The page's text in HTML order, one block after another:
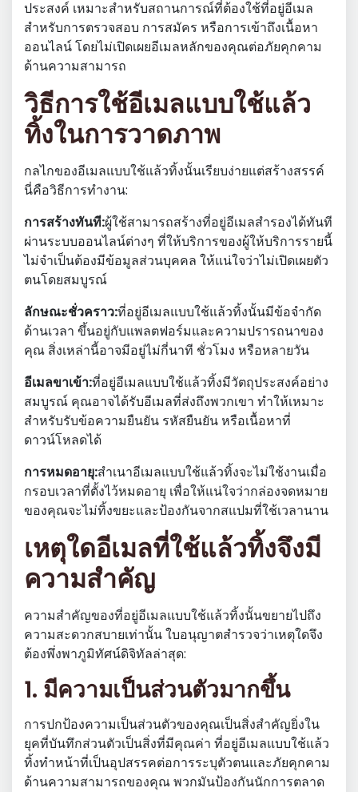
ประสงค์ เหมาะสำหรับสถานการณ์ที่ต้องใช้ที่อยู่อีเมล
สำหรับการตรวจสอบ การสมัคร หรือการเข้าถึงเนื้อหา
ออนไลน์ โดยไม่เปิดเผยอีเมลหลักของคุณต่อภัยคุกคาม
ด้านความสามารถ
วิธีการใช้อีเมลแบบใช้แล้ว
ทิ้งในการวาดภาพ
กลไกของอีเมลแบบใช้แล้วทิ้งนั้นเรียบง่ายแต่สร้างสรรค์
นี่คือวิธีการทำงาน:
การสร้างทันที:ผู้ใช้สามารถสร้างที่อยู่อีเมลสำรองได้ทันที
ผ่านระบบออนไลน์ต่างๆ ที่ให้บริการของผู้ให้บริการรายนี้
ไม่จำเป็นต้องมีข้อมูลส่วนบุคคล ให้แน่ใจว่าไม่เปิดเผยตัว
ตนโดยสมบูรณ์
ลักษณะชั่วคราว:ที่อยู่อีเมลแบบใช้แล้วทิ้งนั้นมีข้อจำกัด
ด้านเวลา ขึ้นอยู่กับแพลตฟอร์มและความปรารถนาของ
คุณ สิ่งเหล่านี้อาจมีอยู่ไม่กี่นาที ชั่วโมง หรือหลายวัน
อีเมลขาเข้า:ที่อยู่อีเมลแบบใช้แล้วทิ้งมีวัตถุประสงค์อย่าง
สมบูรณ์ คุณอาจได้รับอีเมลที่ส่งถึงพวกเขา ทำให้เหมาะ
สำหรับรับข้อความยืนยัน รหัสยืนยัน หรือเนื้อหาที่
ดาวน์โหลดได้
การหมดอายุ:สำเนาอีเมลแบบใช้แล้วทิ้งจะไม่ใช้งานเมื่อ
กรอบเวลาที่ตั้งไว้หมดอายุ เพื่อให้แน่ใจว่ากล่องจดหมาย
ของคุณจะไม่ทิ้งขยะและป้องกันจากสแปมที่ใช้เวลานาน
เหตุใดอีเมลที่ใช้แล้วทิ้งจึงมี
ความสำคัญ
ความสำคัญของที่อยู่อีเมลแบบใช้แล้วทิ้งนั้นขยายไปถึง
ความสะดวกสบายเท่านั้น ใบอนุญาตสำรวจว่าเหตุใดจึง
ต้องพึ่งพาภูมิทัศน์ดิจิทัลล่าสุด:
1. มีความเป็นส่วนตัวมากขึ้น
การปกป้องความเป็นส่วนตัวของคุณเป็นสิ่งสำคัญยิ่งใน
ยุคที่บันทึกส่วนตัวเป็นสิ่งที่มีคุณค่า ที่อยู่อีเมลแบบใช้แล้ว
ทิ้งทำหน้าที่เป็นอุปสรรคต่อการระบุตัวตนและภัยคุกคาม
ด้านความสามารถของคุณ พวกมันป้องกันนักการตลาด